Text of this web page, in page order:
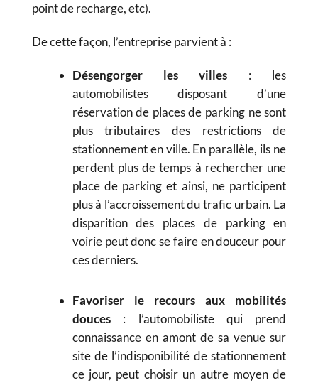
point de recharge, etc).
De cette façon, l’entreprise parvient à :
Désengorger les villes : les
automobilistes disposant d’une
réservation de places de parking ne sont
plus tributaires des restrictions de
stationnement en ville. En parallèle, ils ne
perdent plus de temps à rechercher une
place de parking et ainsi, ne participent
plus à l’accroissement du trafic urbain. La
disparition des places de parking en
voirie peut donc se faire en douceur pour
ces derniers.
Favoriser le recours aux mobilités
douces : l’automobiliste qui prend
connaissance en amont de sa venue sur
site de l’indisponibilité de stationnement
ce jour, peut choisir un autre moyen de